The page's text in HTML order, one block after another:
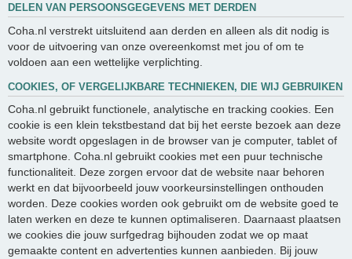
DELEN VAN PERSOONSGEGEVENS MET DERDEN
Coha.nl verstrekt uitsluitend aan derden en alleen als dit nodig is
voor de uitvoering van onze overeenkomst met jou of om te
voldoen aan een wettelijke verplichting.
COOKIES, OF VERGELIJKBARE TECHNIEKEN, DIE WIJ GEBRUIKEN
Coha.nl gebruikt functionele, analytische en tracking cookies. Een
cookie is een klein tekstbestand dat bij het eerste bezoek aan deze
website wordt opgeslagen in de browser van je computer, tablet of
smartphone. Coha.nl gebruikt cookies met een puur technische
functionaliteit. Deze zorgen ervoor dat de website naar behoren
werkt en dat bijvoorbeeld jouw voorkeursinstellingen onthouden
worden. Deze cookies worden ook gebruikt om de website goed te
laten werken en deze te kunnen optimaliseren. Daarnaast plaatsen
we cookies die jouw surfgedrag bijhouden zodat we op maat
gemaakte content en advertenties kunnen aanbieden. Bij jouw